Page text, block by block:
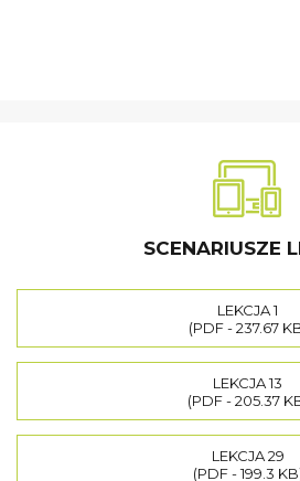
SCENARIUSZE
LEKCJA 1
(PDF - 237.67
LEKCJA 13
(PDF - 205.37
LEKCJA 29
(PDF - 199.3